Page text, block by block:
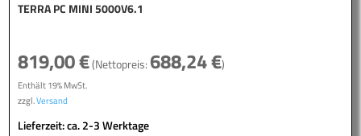
TERRA PC MINI 5000V6.1
819,00€(Nettopreis: 688,24€)
Enthält 19% MwSt.
zzgl.Versand
Lieferzeit: ca. 2-3 Werktage